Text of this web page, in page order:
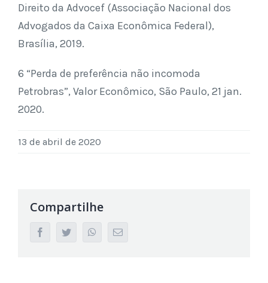
Direito da Advocef (Associação Nacional dos
Advogados da Caixa Econômica Federal),
Brasília, 2019.
6 “Perda de preferência não incomoda
Petrobras”, Valor Econômico, São Paulo, 21 jan.
2020.
13 de abril de 2020
Compartilhe
facebooktwitter whatsappEmail